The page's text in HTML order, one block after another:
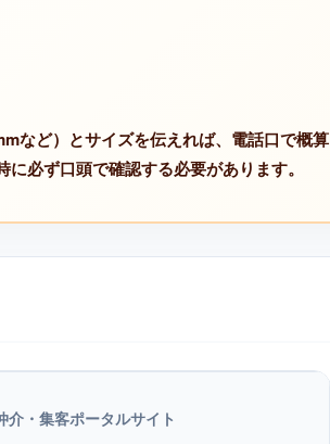
など）とサイズを伝えれば、電話口で概算
必ず口頭で確認する必要があります。
介・集客ポータルサイト